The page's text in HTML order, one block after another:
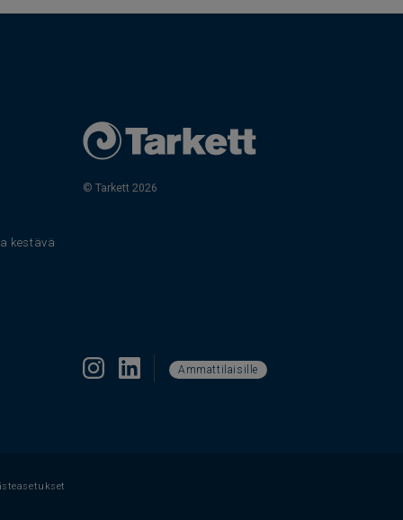
kestävä
© Tarkett 2026
Ammattilaisille